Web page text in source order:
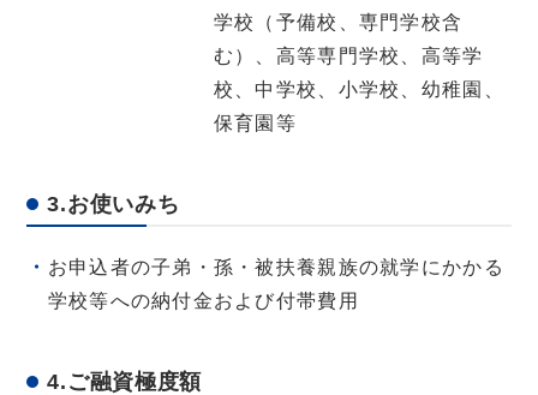
学校（予備校、専門学校含
む）、高等専門学校、高等学
校、中学校、小学校、幼稚園、
保育園等
3.お使いみち
お申込者の子弟・孫・被扶養親族の就学にかかる
学校等への納付金および付帯費用
4.ご融資極度額